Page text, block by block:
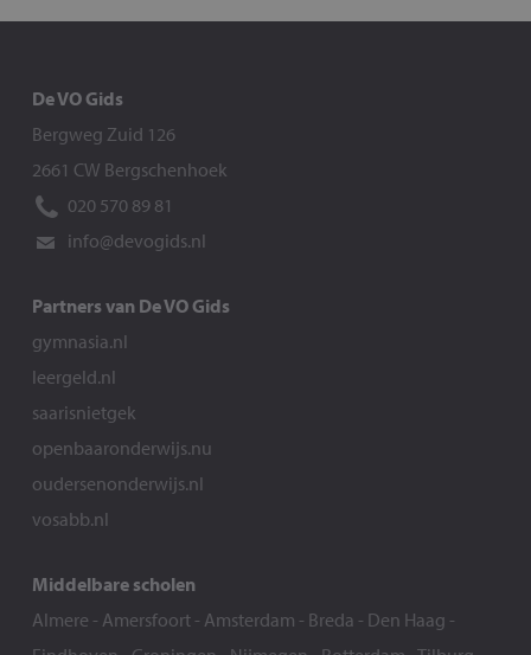
De VO Gids
Bergweg Zuid 126
2661 CW Bergschenhoek
020 570 89 81
info@devogids.nl
Partners van De VO Gids
gymnasia.nl
leergeld.nl
saarisnietgek
openbaaronderwijs.nu
oudersenonderwijs.nl
vosabb.nl
Middelbare scholen
Almere - Amersfoort- Amsterdam - Breda - Den Haag -